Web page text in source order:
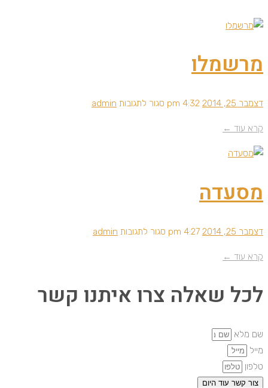
מרשמלו
דצמבר 25, 2014 4:32 pm סגור לתגובות על
admin
קרא עוד ←
מסעדה
דצמבר 25, 2014 4:27 pm סגור לתגובות על
admin
קרא עוד ←
לכל שאלה צרו איתנו קשר
שם מלא
מייל
טלפון
צור קשר עוד היום